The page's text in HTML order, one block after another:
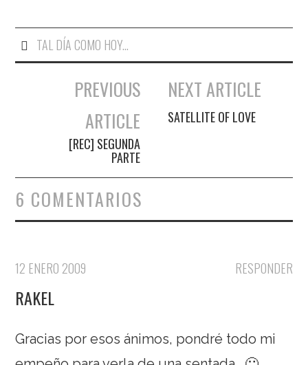
TAL DÍA COMO HOY...
Navegación de entradas
PREVIOUS
ARTICLE
[REC] SEGUNDA
PARTE
NEXT ARTICLE
SATELLITE OF LOVE
6 COMENTARIOS
RESPONDER
12 ENERO 2009
RAKEL
Gracias por esos ánimos, pondré todo mi